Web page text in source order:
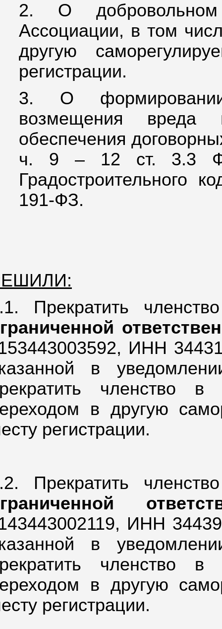
2.
О
Ассоциации, в том
другую
регистрации.
3. О формировании
возмещения вреда
обеспечения
ч. 9 – 12 ст. 3.3
Градостроительного
191-ФЗ.
Прекратить
ИНН
в
членство
в другую
регистрации.
Прекратить
ИНН
в
членство
в другую
регистрации.